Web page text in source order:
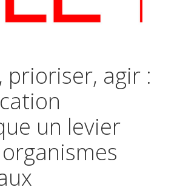
prioriser, agir :
un levier